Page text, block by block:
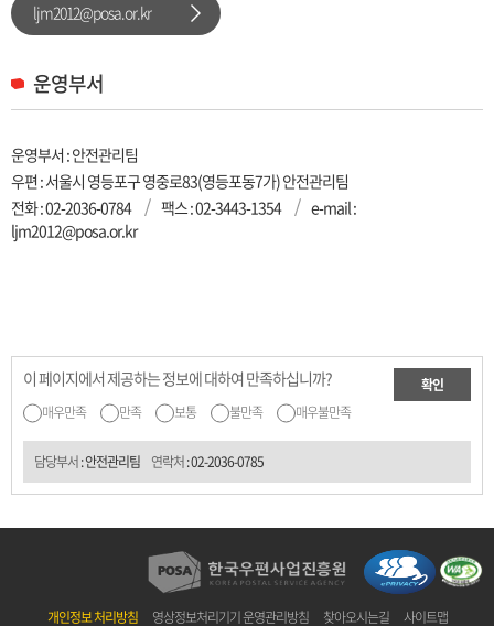
ljm2012@posa.or.kr
운영부서
운영부서 : 안전관리팀
우편 : 서울시 영등포구 영중로83(영등포동7가) 안전관리팀
전화 :02-2036-0784 팩스 : 02-3443-1354
e-mail :
ljm2012@posa.or.kr
이 페이지에서 제공하는 정보에 대하여 만족하십니까?
매우만족 만족 보통 불만족 매우불만족
확인
담당부서: 안전관리팀 연락처:02-2036-0785
개인정보 처리방침 영상정보처리기기 운영관리방침 찾아오시는길 사이트맵